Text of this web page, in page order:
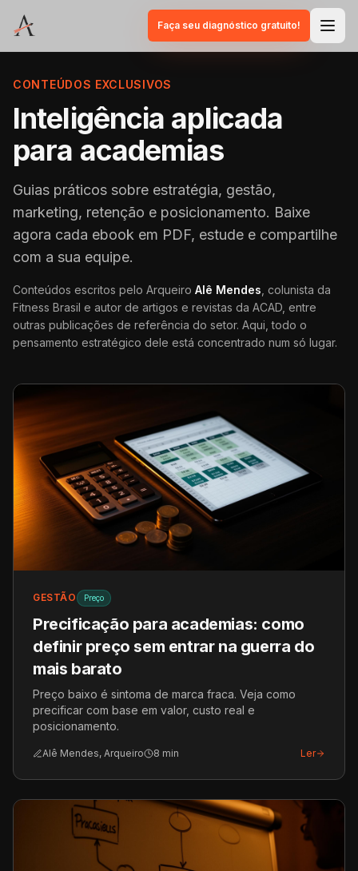
Faça seu diagnóstico gratuito!
CONTEÚDOS EXCLUSIVOS
Inteligência aplicada
para academias
Guias práticos sobre estratégia, gestão,
marketing, retenção e posicionamento. Baixe
agora cada ebook em PDF, estude e compartilhe
com a sua equipe.
Conteúdos escritos pelo Arqueiro Alê Mendes , colunista da
Fitness Brasil e autor de artigos e revistas da ACAD, entre
outras publicações de referência do setor. Aqui, todo o
pensamento estratégico dele está concentrado num só lugar.
GESTÃO Preço
Precificação para academias: como
definir preço sem entrar na guerra do
mais barato
Preço baixo é sintoma de marca fraca. Veja como
precificar com base em valor, custo real e
posicionamento.
Alê Mendes, Arqueiro 8 min Ler